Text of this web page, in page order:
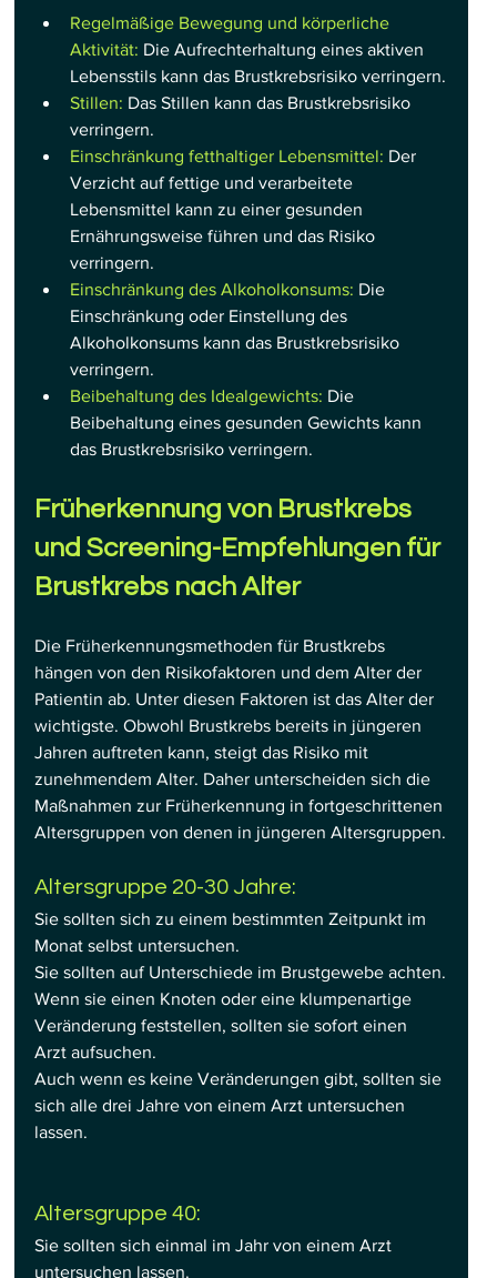
Regelmäßige Bewegung und körperliche
Aktivität: Die Aufrechterhaltung eines aktiven
Lebensstils kann das Brustkrebsrisiko verringern.
Stillen: Das Stillen kann das Brustkrebsrisiko
verringern.
Einschränkung fetthaltiger Lebensmittel: Der
Verzicht auf fettige und verarbeitete
Lebensmittel kann zu einer gesunden
Ernährungsweise führen und das Risiko
verringern.
Einschränkung des Alkoholkonsums: Die
Einschränkung oder Einstellung des
Alkoholkonsums kann das Brustkrebsrisiko
verringern.
Beibehaltung des Idealgewichts: Die
Beibehaltung eines gesunden Gewichts kann
das Brustkrebsrisiko verringern.
Früherkennung von Brustkrebs
und Screening-Empfehlungen für
Brustkrebs nach Alter
Die Früherkennungsmethoden für Brustkrebs
hängen von den Risikofaktoren und dem Alter der
Patientin ab. Unter diesen Faktoren ist das Alter der
wichtigste. Obwohl Brustkrebs bereits in jüngeren
Jahren auftreten kann, steigt das Risiko mit
zunehmendem Alter. Daher unterscheiden sich die
Maßnahmen zur Früherkennung in fortgeschrittenen
Altersgruppen von denen in jüngeren Altersgruppen.
Altersgruppe 20-30 Jahre:
Sie sollten sich zu einem bestimmten Zeitpunkt im
Monat selbst untersuchen.
Sie sollten auf Unterschiede im Brustgewebe achten.
Wenn sie einen Knoten oder eine klumpenartige
Veränderung feststellen, sollten sie sofort einen
Arzt aufsuchen.
Auch wenn es keine Veränderungen gibt, sollten sie
sich alle drei Jahre von einem Arzt untersuchen
lassen.
Altersgruppe 40:
Sie sollten sich einmal im Jahr von einem Arzt
untersuchen lassen.